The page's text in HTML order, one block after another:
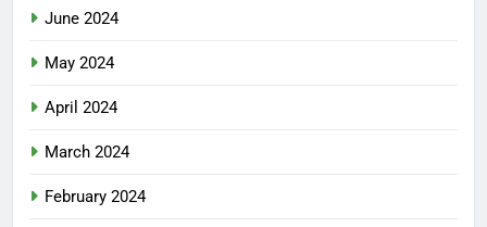
June 2024
May 2024
April 2024
March 2024
February 2024